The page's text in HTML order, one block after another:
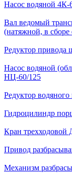
Насос водяной
Вал ведомый
(натяжной, в
Редуктор
Насос водяной
НЦ-60/125
Редуктор
Гидроцилиндр
Кран
Привод
Механизм